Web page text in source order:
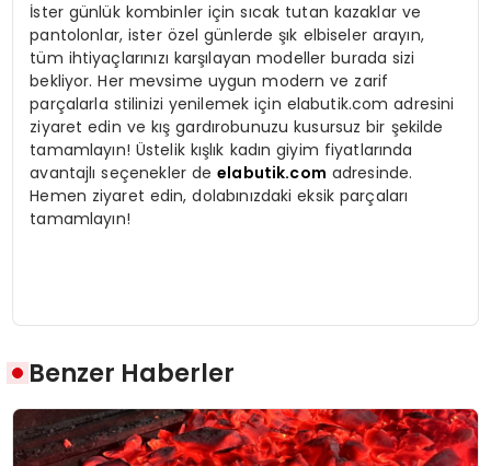
İster günlük kombinler için sıcak tutan kazaklar ve
pantolonlar, ister özel günlerde şık elbiseler arayın,
tüm ihtiyaçlarınızı karşılayan modeller burada sizi
bekliyor. Her mevsime uygun modern ve zarif
parçalarla stilinizi yenilemek için elabutik.com adresini
ziyaret edin ve kış gardırobunuzu kusursuz bir şekilde
tamamlayın! Üstelik kışlık kadın giyim fiyatlarında
avantajlı seçenekler deelabutik.com adresinde.
Hemen ziyaret edin, dolabınızdaki eksik parçaları
tamamlayın!
Benzer Haberler